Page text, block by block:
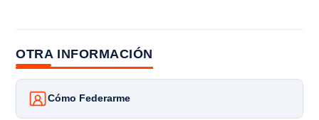
OTRA INFORMACIÓN
Cómo Federarme